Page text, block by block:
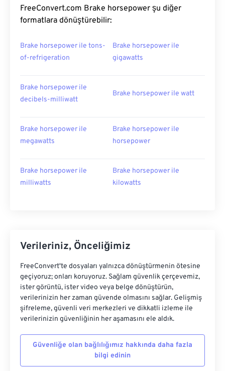
FreeConvert.com Brake horsepower şu diğer
formatlara dönüştürebilir:
Brake horsepower ile tons-
of-refrigeration
Brake horsepower ile
gigawatts
Brake horsepower ile
decibels-milliwatt
Brake horsepower ile watt
Brake horsepower ile
megawatts
Brake horsepower ile
horsepower
Brake horsepower ile
milliwatts
Brake horsepower ile
kilowatts
Verileriniz, Önceliğimiz
FreeConvert'te dosyaları yalnızca dönüştürmenin ötesine
geçiyoruz; onları koruyoruz. Sağlam güvenlik çerçevemiz,
ister görüntü, ister video veya belge dönüştürün,
verilerinizin her zaman güvende olmasını sağlar. Gelişmiş
şifreleme, güvenli veri merkezleri ve dikkatli izleme ile
verilerinizin güvenliğinin her aşamasını ele aldık.
Güvenliğe olan bağlılığımız hakkında daha fazla
bilgi edinin